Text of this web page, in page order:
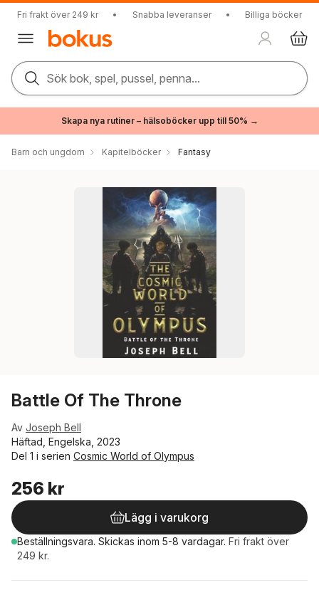
Fri frakt över 249 kr • Snabba leveranser • Billiga böcker
Sök bok, spel, pussel, penna...
Skapa nya rutiner – hälsoböcker upp till 50% →
Barn och ungdom Kapitelböcker Fantasy
Battle Of The Throne
Av Joseph Bell
Häftad, Engelska, 2023
Del 1 i serien Cosmic World of Olympus
256 kr
Lägg i varukorg
Beställningsvara. Skickas inom 5-8 vardagar. Fri frakt över
249 kr.